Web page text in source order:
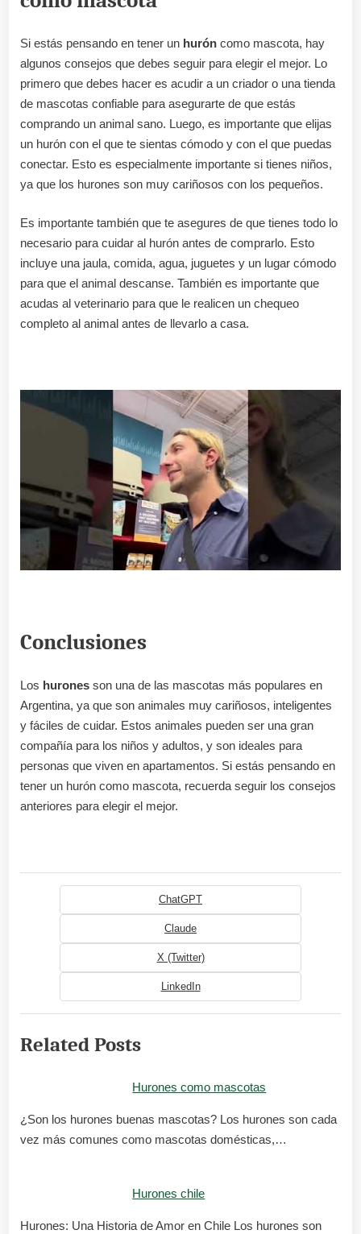
Si estás pensando en tener un hurón como mascota, hay
algunos consejos que debes seguir para elegir el mejor. Lo
primero que debes hacer es acudir a un criador o una tienda
de mascotas confiable para asegurarte de que estás
comprando un animal sano. Luego, es importante que elijas
un hurón con el que te sientas cómodo y con el que puedas
conectar. Esto es especialmente importante si tienes niños,
ya que los hurones son muy cariñosos con los pequeños.
Es importante también que te asegures de que tienes todo lo
necesario para cuidar al hurón antes de comprarlo. Esto
incluye una jaula, comida, agua, juguetes y un lugar cómodo
para que el animal descanse. También es importante que
acudas al veterinario para que le realicen un chequeo
completo al animal antes de llevarlo a casa.
Conclusiones
Los hurones son una de las mascotas más populares en
Argentina, ya que son animales muy cariñosos, inteligentes
y fáciles de cuidar. Estos animales pueden ser una gran
compañía para los niños y adultos, y son ideales para
personas que viven en apartamentos. Si estás pensando en
tener un hurón como mascota, recuerda seguir los consejos
anteriores para elegir el mejor.
ChatGPT
Claude
X (Twitter)
LinkedIn
Related Posts
Hurones como mascotas
¿Son los hurones buenas mascotas? Los hurones son cada
vez más comunes como mascotas domésticas,…
Hurones chile
Hurones: Una Historia de Amor en Chile Los hurones son